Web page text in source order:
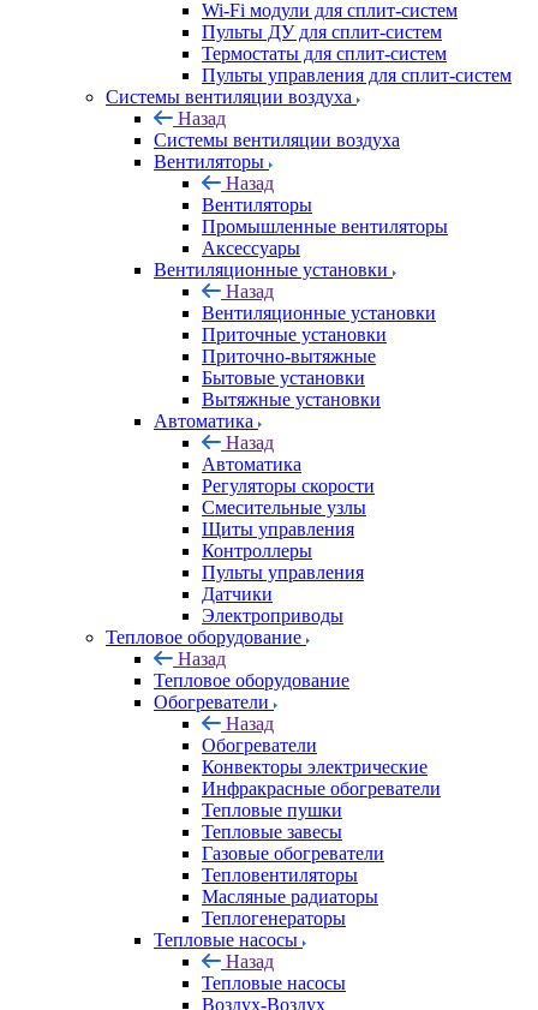
Wi-Fi модули для сплит-систем
Пульты ДУ для сплит-систем
Термостаты для сплит-систем
Пульты управления для сплит-систем
Системы вентиляции воздуха
Назад
Системы вентиляции воздуха
Вентиляторы
Назад
Вентиляторы
Промышленные вентиляторы
Аксессуары
Вентиляционные установки
Назад
Вентиляционные установки
Приточные установки
Приточно-вытяжные
Бытовые установки
Вытяжные установки
Автоматика
Назад
Автоматика
Регуляторы скорости
Смесительные узлы
Щиты управления
Контроллеры
Пульты управления
Датчики
Электроприводы
Тепловое оборудование
Назад
Тепловое оборудование
Обогреватели
Назад
Обогреватели
Конвекторы электрические
Инфракрасные обогреватели
Тепловые пушки
Тепловые завесы
Газовые обогреватели
Тепловентиляторы
Масляные радиаторы
Теплогенераторы
Тепловые насосы
Назад
Тепловые насосы
Воздух-Воздух